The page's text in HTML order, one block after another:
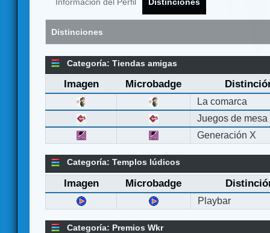
Distinciones
Categoría: Tiendas amigas
Imagen Microbadge
La comarca
Juegos de mesa
Generación X
Categoría: Templos lúdicos
Imagen Microbadge
Playbar
Categoría: Premios Wkr